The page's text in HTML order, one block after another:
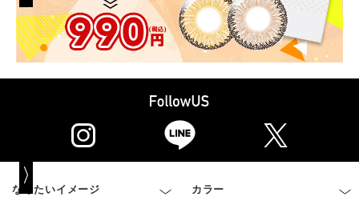
なりたいイメージ カラー